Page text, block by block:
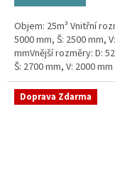
Objem: 25m³ Vnitřní
5000 mm, Š: 2500 mm,
mmVnější rozměry: D:
Š: 2700 mm, V: 2000 mm
komínek Běžná doba
týdny od objednávky.
Doprava Zdarma